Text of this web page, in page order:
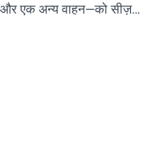
और एक अन्य वाहन—को सीज़…